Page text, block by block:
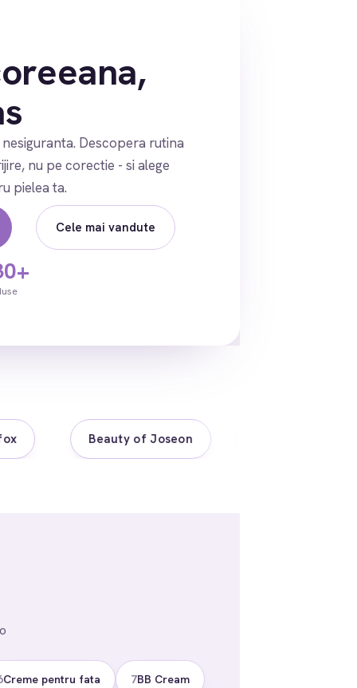
Descopera rutina
nu pe corectie - si alege
pielea ta.
Cele mai vandute
Beauty of Joseon
Creme pentru fata 7BB Cream